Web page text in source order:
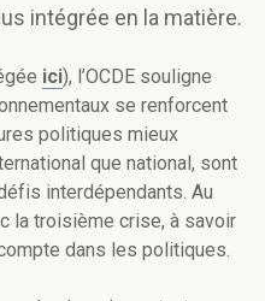
intégrée en la matière.
ici), l’OCDE souligne
se renforcent
politiques mieux
que national, sont
interdépendants. Au
la troisième crise, à savoir
dans les politiques.